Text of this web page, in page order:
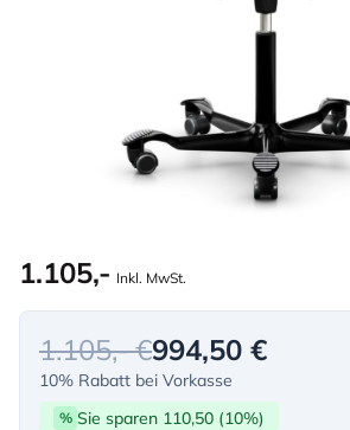
1.105,- Inkl. MwSt.
1.105,- €994,50 €
10% Rabatt bei Vorkasse
% Sie sparen 110,50 (10%)